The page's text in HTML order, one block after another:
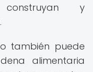
construyan y
también puede
alimentaria